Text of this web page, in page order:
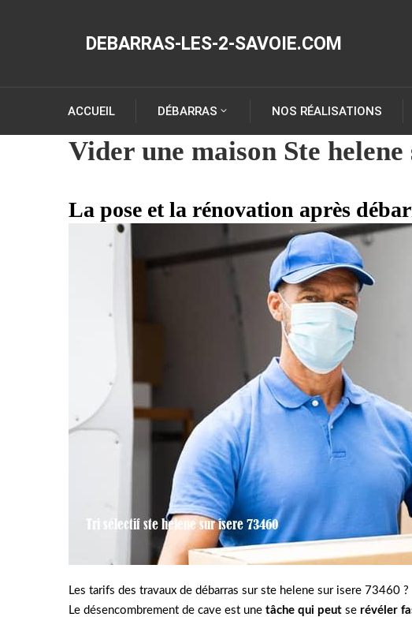
DEBARRAS-LES-2-SAVOIE.COM
ACCUEIL DÉBARRAS NOS RÉALISATIONS
Vider une maison Ste
La pose et la rénovation après
Les tarifs des travaux de débarras sur ste helene sur isere 73460 ?
Le désencombrement de cave est une tâche qui peut se révéler